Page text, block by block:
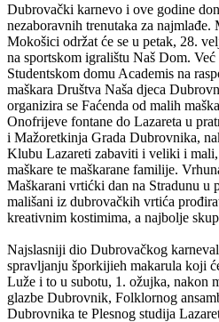
Dubrovački karnevo i ove godine
nezaboravnih trenutaka za
Mokošici održat će se u petak, 28.
na sportskom igralištu Naš Dom.
Studentskom domu Academis na
maškara Društva Naša djeca
organizira se Faćenda od malih
Onofrijeve fontane do Lazareta u
i Mažoretkinja Grada Dubrovnika,
Klubu Lazareti zabaviti i veliki i mali,
maškare te maškarane familije.
Maškarani vrtićki dan na Stradunu u
mališani iz dubrovačkih vrtića
kreativnim kostimima, a najbolje
Najslasniji dio Dubrovačkog
spravljanju šporkijieh makarula koji
Luže i to u subotu, 1. ožujka, nakon
glazbe Dubrovnik, Folklornog
Dubrovnika te Plesnog studija